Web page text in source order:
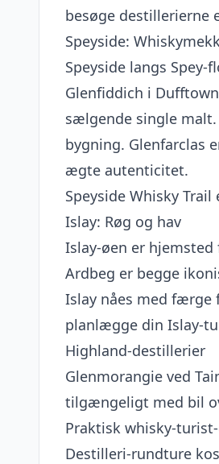
besøge destillerierne
Speyside:
Speyside langs
Glenfiddich i
sælgende single
bygning. Glenfarclas
ægte autenticitet.
Speyside Whisky
Islay: Røg og hav
Islay-øen er
Ardbeg er begge
Islay nåes med færge
planlægge din Islay-
Highland-destillerier
Glenmorangie ved
tilgængeligt med bil
Praktisk whisky-
Destilleri-rundture